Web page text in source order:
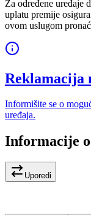
Za određene uređaje
uplatu premije
ovom uslugom
Reklamacija
Informišite se o
uređaja.
Informacije
Uporedi